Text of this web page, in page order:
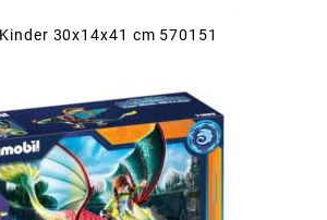
30x14x41 cm 570151